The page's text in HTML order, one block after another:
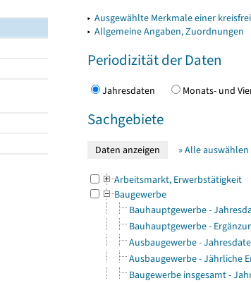
▸ Ausgewählte Merkmale einer
▸ Allgemeine Angaben, Zuordnungen
Periodizität der Daten
Jahresdaten Monats- und
Sachgebiete
» Alle
Arbeitsmarkt, Erwerbstätigkeit
Baugewerbe
Bauhauptgewerbe -
Bauhauptgewerbe -
Ausbaugewerbe -
Ausbaugewerbe - Jährliche
Baugewerbe insgesamt -